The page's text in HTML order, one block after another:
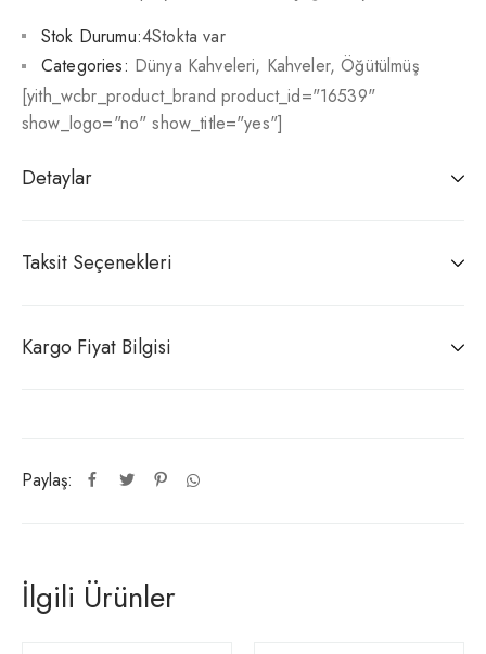
Stok Durumu:4Stokta var
Paylaş:
Categories: Dünya Kahveleri, Kahveler,Öğütülmüş
[yith_wcbr_product_brand product_id="16539"
show_logo="no" show_title="yes"]
Detaylar
Taksit Seçenekleri
Kargo Fiyat Bilgisi
İlgili Ürünler